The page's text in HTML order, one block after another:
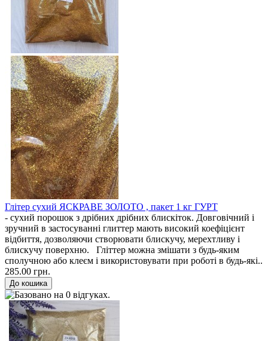
Глітер сухий ЯСКРАВЕ ЗОЛОТО , пакет 1 кг ГУРТ
- сухий порошок з дрібних дрібних блискіток. Довговічний і
зручний в застосуванні глиттер мають високий коефіцієнт
відбиття, дозволяючи створювати блискучу, мерехтливу і
блискучу поверхню. Гліттер можна змішати з будь-яким
сполучною або клеєм і використовувати при роботі в будь-які..
285.00 грн.